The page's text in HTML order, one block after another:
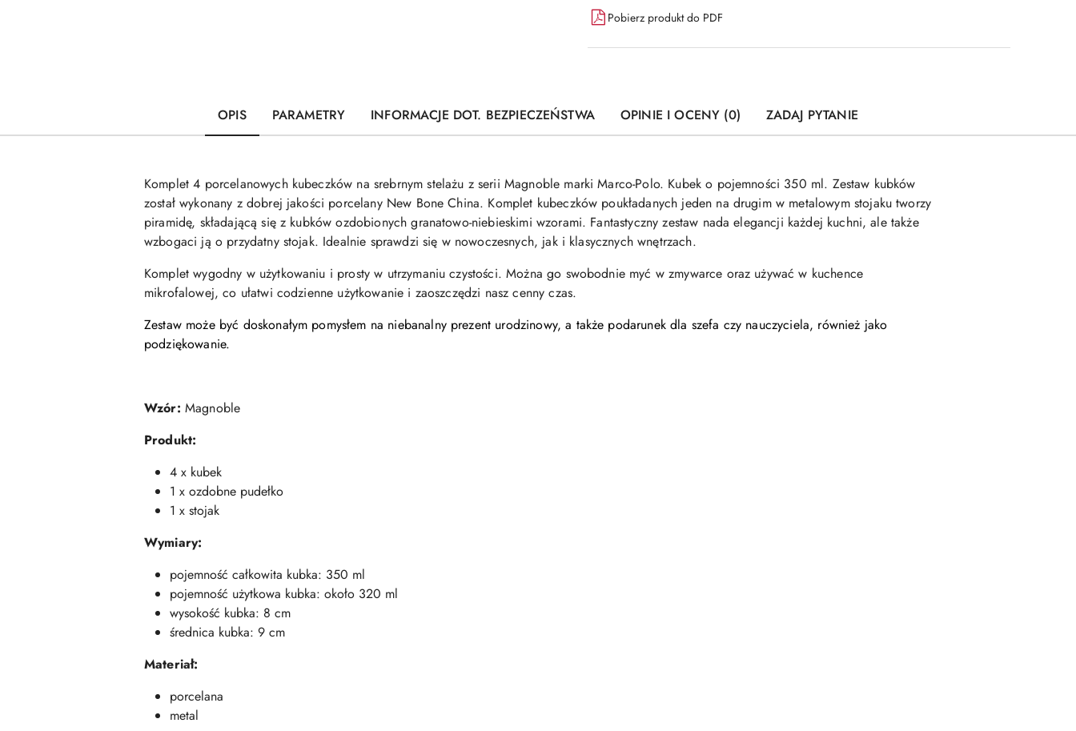
Pobierz produkt do PDF
OPIS PARAMETRY INFORMACJE DOT. BEZPIECZEŃSTWA OPINIE I OCENY (0) ZADAJ PYTANIE
Komplet 4 porcelanowych kubeczków na srebrnym stelażu z serii Magnoble marki Marco-Polo. Kubek o pojemności 350 ml. Zestaw kubków
został wykonany z dobrej jakości porcelany New Bone China. Komplet kubeczków poukładanych jeden na drugim w metalowym stojaku tworzy
piramidę, składającą się z kubków ozdobionych granatowo-niebieskimi wzorami. Fantastyczny zestaw nada elegancji każdej kuchni, ale także
wzbogaci ją o przydatny stojak. Idealnie sprawdzi się w nowoczesnych, jak i klasycznych wnętrzach.
Komplet wygodny w użytkowaniu i prosty w utrzymaniu czystości. Można go swobodnie myć w zmywarce oraz używać w kuchence
mikrofalowej, co ułatwi codzienne użytkowanie i zaoszczędzi nasz cenny czas.
Zestaw może być doskonałym pomysłem na niebanalny prezent urodzinowy, a także podarunek dla szefa czy nauczyciela, również jako
podziękowanie.
Wzór: Magnoble
Produkt:
4 x kubek
1 x ozdobne pudełko
1 x stojak
Wymiary:
pojemność całkowita kubka: 350 ml
pojemność użytkowa kubka: około 320 ml
wysokość kubka: 8 cm
średnica kubka: 9 cm
Materiał:
porcelana
metal